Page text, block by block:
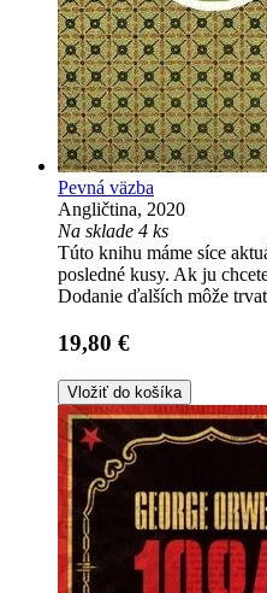
Pevná väzba
Angličtina, 2020
Na sklade 4 ks
Túto knihu máme síce
posledné kusy. Ak ju
Dodanie ďalších môže
19,80 €
Vložiť do košíka